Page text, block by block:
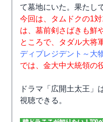
て墓地にいた。果たし
今回は、タムドクの1
は、墓前剣さばきも鮮
ところで、タダル大将
ディプレジデント～大
では、金大中大統領の
ドラマ「広開土太王」
視聴できる。